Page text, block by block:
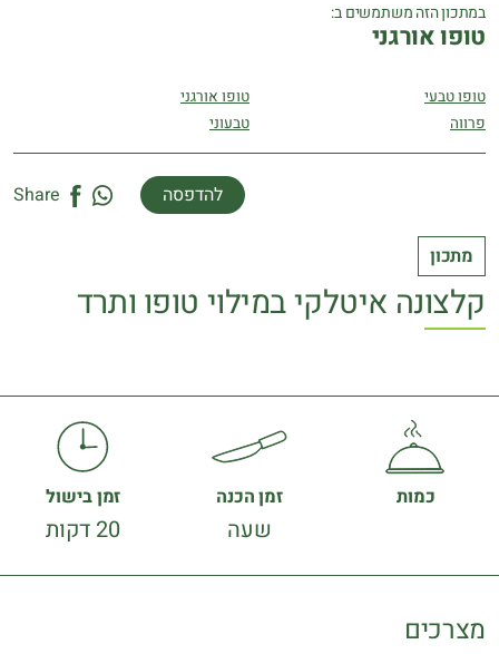
במתכון הזה משתמשים ב:
טופו אורגני
טופו טבעי
טופו אורגני
פרווה
טבעוני
Share להדפסה
מתכון
קלצונה איטלקי במילוי טופו ותרד
כמות זמן הכנה
שעה
זמן בישול
20 דקות
מצרכים